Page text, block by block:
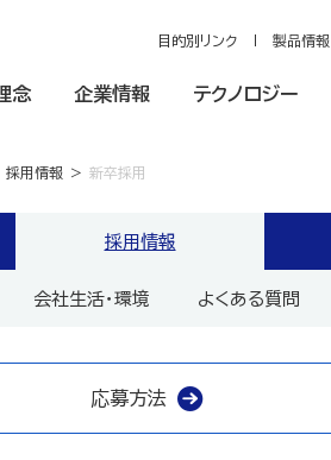
目的別リンク 製品情報
念 企業情報 テクノロジー
採用情報 新卒採用
採用情報
会社生活・環境 よくある質問
応募方法